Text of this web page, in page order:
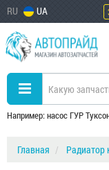
RU UA
Например: насос ГУР
Главная Радиатор